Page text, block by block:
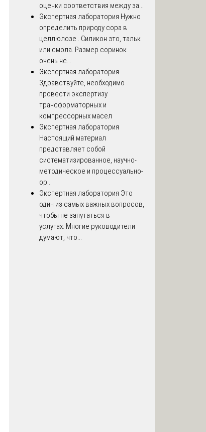
оценки соответствия между за...
Экспертная лаборатория Нужно
определить природу сора в
целлюлозе . Силикон это, тальк
или смола. Размер соринок
очень не...
Экспертная лаборатория
Здравствуйте, необходимо
провести экспертизу
трансформаторных и
компрессорных масел
Экспертная лаборатория
Настоящий материал
представляет собой
систематизированное, научно-
методическое и процессуально-
ор...
Экспертная лаборатория Это
один из самых важных вопросов,
чтобы не запутаться в
услугах. Многие руководители
думают, что...